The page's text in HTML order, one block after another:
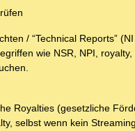
/ “Technical Reports” (NI
wie NSR, NPI,
Royalties (gesetzliche
selbst wenn kein